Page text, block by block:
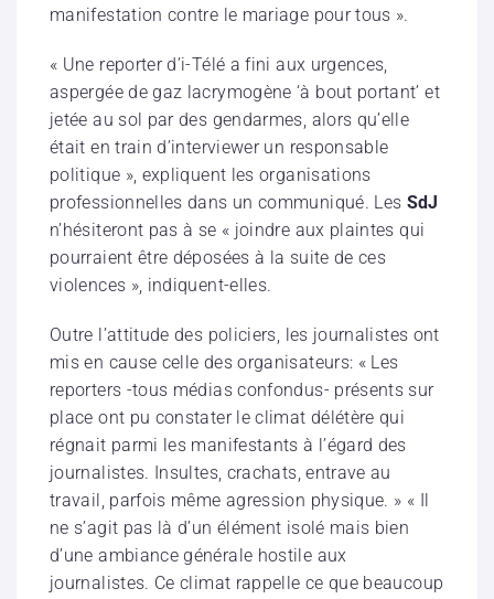
manifestation contre le mariage pour tous ».
« Une reporter d’i-Télé a fini aux urgences,
aspergée de gaz lacrymogène ‘à bout portant’ et
jetée au sol par des gendarmes, alors qu’elle
était en train d’interviewer un responsable
politique », expliquent les organisations
professionnelles dans un communiqué. Les SdJ
n’hésiteront pas à se « joindre aux plaintes qui
pourraient être déposées à la suite de ces
violences », indiquent-elles.
Outre l’attitude des policiers, les journalistes ont
mis en cause celle des organisateurs: « Les
reporters -tous médias confondus- présents sur
place ont pu constater le climat délétère qui
régnait parmi les manifestants à l’égard des
journalistes. Insultes, crachats, entrave au
travail, parfois même agression physique. » « Il
ne s’agit pas là d’un élément isolé mais bien
d’une ambiance générale hostile aux
journalistes. Ce climat rappelle ce que beaucoup